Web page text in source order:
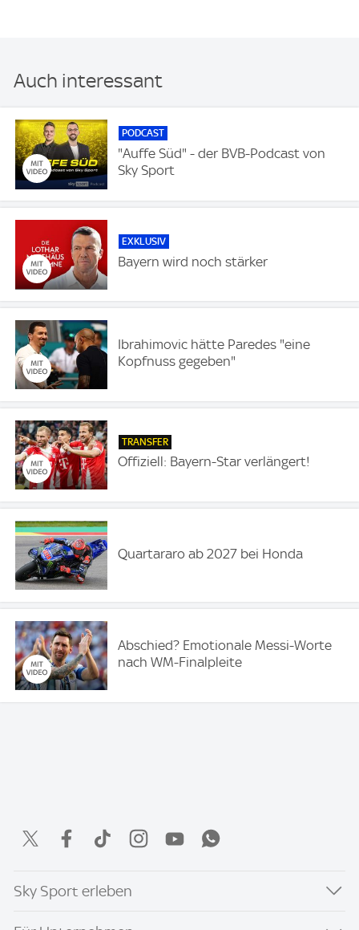
Auch interessant
PODCAST
"Auffe Süd" - der BVB-Podcast von
Sky Sport
EXKLUSIV
Bayern wird noch stärker
Ibrahimovic hätte Paredes "eine
Kopfnuss gegeben"
TRANSFER
Offiziell: Bayern-Star verlängert!
Quartararo ab 2027 bei Honda
Abschied? Emotionale Messi-Worte
nach WM-Finalpleite
Sky Sport erleben